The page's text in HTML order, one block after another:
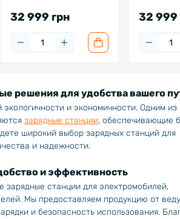
32 999 грн 32 999
решения для удобства вашего
и экономичности. Одним
зарядные станции, обеспечивающие
широкий выбор зарядных станций для
и надежности.
и эффективность
станции для электромобилей,
Мы предоставляем продукцию от
и безопасность использования.